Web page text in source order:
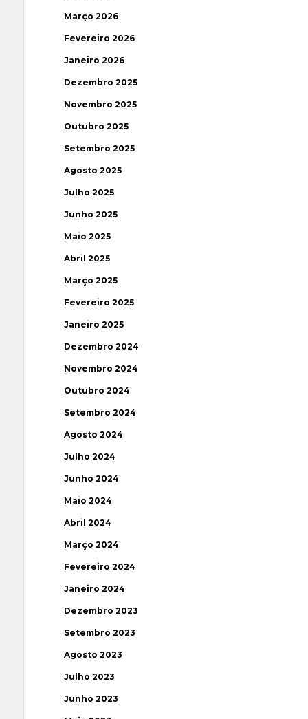
Março 2026
Fevereiro 2026
Janeiro 2026
Dezembro 2025
Novembro 2025
Outubro 2025
Setembro 2025
Agosto 2025
Julho 2025
Junho 2025
Maio 2025
Abril 2025
Março 2025
Fevereiro 2025
Janeiro 2025
Dezembro 2024
Novembro 2024
Outubro 2024
Setembro 2024
Agosto 2024
Julho 2024
Junho 2024
Maio 2024
Abril 2024
Março 2024
Fevereiro 2024
Janeiro 2024
Dezembro 2023
Setembro 2023
Agosto 2023
Julho 2023
Junho 2023